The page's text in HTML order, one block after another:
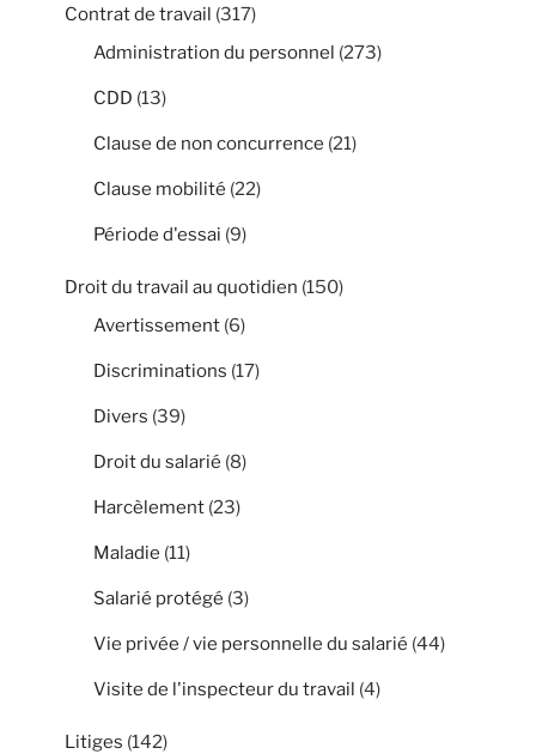
Contrat de travail (317)
Administration du personnel (273)
CDD (13)
Clause de non concurrence (21)
Clause mobilité (22)
Période d'essai (9)
Droit du travail au quotidien (150)
Avertissement (6)
Discriminations (17)
Divers (39)
Droit du salarié (8)
Harcèlement (23)
Maladie (11)
Salarié protégé (3)
Vie privée / vie personnelle du salarié (44)
Visite de l'inspecteur du travail (4)
Litiges (142)